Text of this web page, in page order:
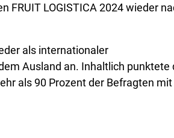
LOGISTICA 2024 wieder
als internationaler
Ausland an. Inhaltlich punktete
als 90 Prozent der Befragten mit